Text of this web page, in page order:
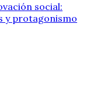
social:
y protagonismo